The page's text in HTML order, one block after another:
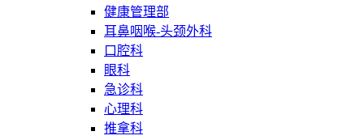
健康管理部
耳鼻咽喉-头颈外科
口腔科
眼科
急诊科
心理科
推拿科